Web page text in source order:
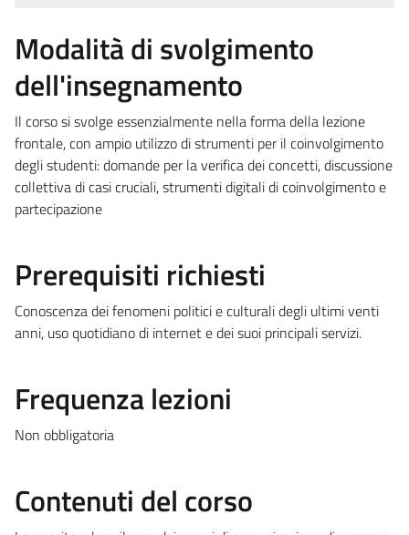
Modalità di svolgimento
dell'insegnamento
Il corso si svolge essenzialmente nella forma della lezione
frontale, con ampio utilizzo di strumenti per il coinvolgimento
degli studenti: domande per la verifica dei concetti, discussione
collettiva di casi cruciali, strumenti digitali di coinvolgimento e
partecipazione
Prerequisiti richiesti
Conoscenza dei fenomeni politici e culturali degli ultimi venti
anni, uso quotidiano di internet e dei suoi principali servizi.
Frequenza lezioni
Non obbligatoria
Contenuti del corso